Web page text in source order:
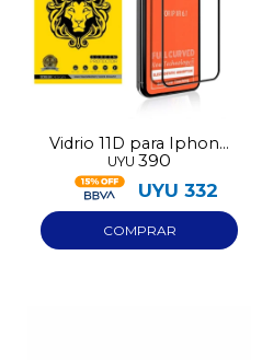
Vidrio 11D para Iphone
16E
UYU 390
UYU 332